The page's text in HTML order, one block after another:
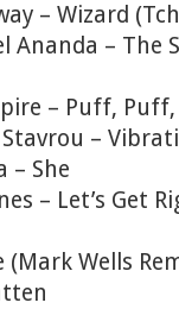
– Wizard
Ananda – The
– Puff, Puff,
–
– She
– Let’s Get
(Mark Wells